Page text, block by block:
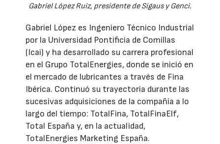
Gabriel López Ruiz, presidente de Sigaus y Genci.
Gabriel López es Ingeniero Técnico Industrial
por la Universidad Pontificia de Comillas
(Icai) y ha desarrollado su carrera profesional
en el Grupo TotalEnergies, donde se inició en
el mercado de lubricantes a través de Fina
Ibérica. Continuó su trayectoria durante las
sucesivas adquisiciones de la compañía a lo
largo del tiempo: TotalFina, TotalFinaElf,
Total España y, en la actualidad,
TotalEnergies Marketing España.